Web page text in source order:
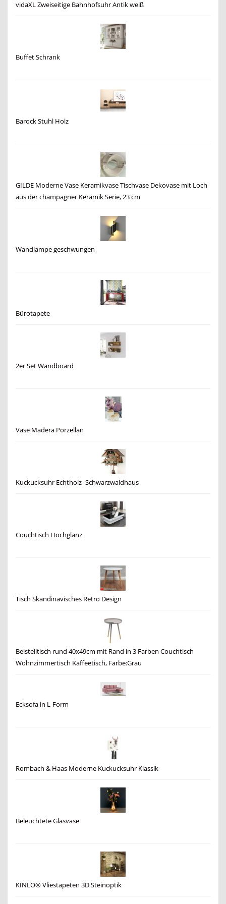
vidaXL Zweiseitige Bahnhofsuhr Antik weiß
Buffet Schrank
Barock Stuhl Holz
GILDE Moderne Vase Keramikvase Tischvase Dekovase mit Loch
aus der champagner Keramik Serie, 23 cm
Wandlampe geschwungen
Bürotapete
2er Set Wandboard
Vase Madera Porzellan
Kuckucksuhr Echtholz -Schwarzwaldhaus
Couchtisch Hochglanz
Tisch Skandinavisches Retro Design
Beistelltisch rund 40x49cm mit Rand in 3 Farben Couchtisch
Wohnzimmertisch Kaffeetisch, Farbe:Grau
Ecksofa in L-Form
Rombach & Haas Moderne Kuckucksuhr Klassik
Beleuchtete Glasvase
KINLO® Vliestapeten 3D Steinoptik